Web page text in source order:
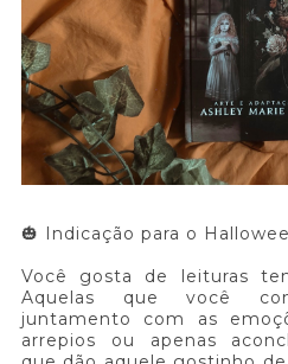
🎃 Indicação para o
Você gosta de leituras
Aquelas que você
juntamento com as
arrepios ou apenas